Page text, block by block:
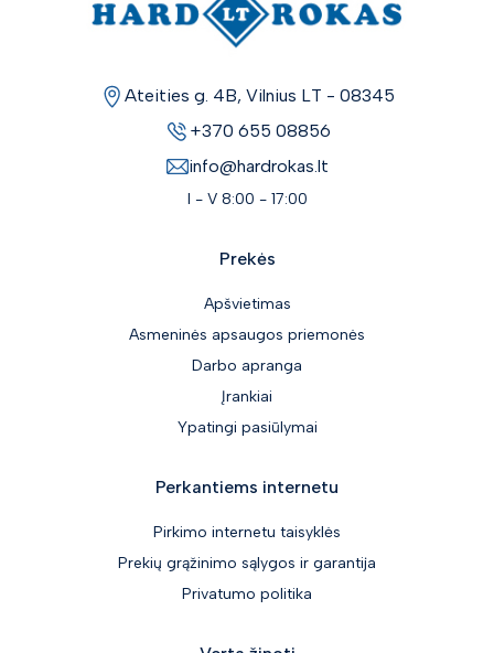
Ateities g. 4B, Vilnius LT - 08345
+370 655 08856
info@hardrokas.lt
I - V 8:00 - 17:00
Prekės
Apšvietimas
Asmeninės apsaugos priemonės
Darbo apranga
Įrankiai
Ypatingi pasiūlymai
Perkantiems internetu
Pirkimo internetu taisyklės
Prekių grąžinimo sąlygos ir garantija
Privatumo politika